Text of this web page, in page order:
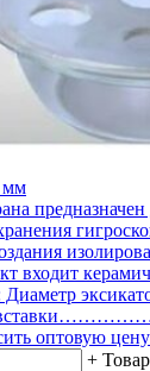
мм
входит
Диаметр
оптовую цену
+